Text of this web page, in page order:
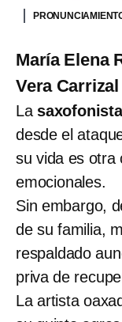
María Elena
Vera Carrizal
La
desde el
su vida es otra
emocionales.
Sin embargo,
de su familia,
respaldado
priva de
La artista